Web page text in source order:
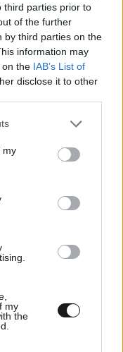
third parties prior to
of the further
by third parties on the
information may
on the IAB’s List of
disclose it to other
or more Google
You may click to
third-party tags to
in below Google
my
my
the
περνάμε στην